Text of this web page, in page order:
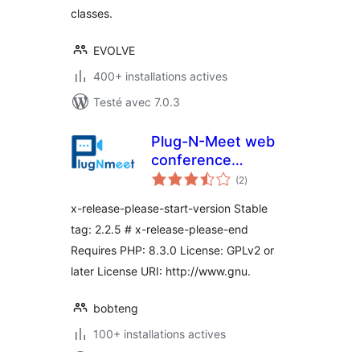
classes.
EVOLVE
400+ installations actives
Testé avec 7.0.3
Plug-N-Meet web
conference
integration
(2notes
en
)
x-release-please-start-version Stable
tag: 2.2.5 # x-release-please-end
Requires PHP: 8.3.0 License: GPLv2 or
later License URI: http://www.gnu.
bobteng
100+ installations actives